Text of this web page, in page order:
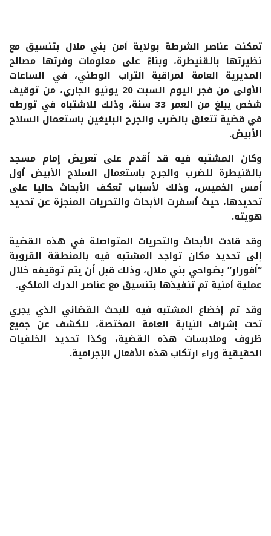
تمكنت عناصر الشرطة بولاية أمن بني ملال بتنسيق مع
نظيرتها بالقنيطرة، وبناءً على معلومات وفرتها مصالح
المديرية العامة لمراقبة التراب الوطني، في الساعات
الأولى من فجر اليوم السبت 20 يونيو الجاري، من توقيف
شخص يبلغ من العمر 33 سنة، وذلك للاشتباه في تورطه
في قضية تتعلق بالضرب والجرح البليغين باستعمال السلاح
الأبيض.
وكان المشتبه فيه قد أقدم على تعريض إمام مسجد
بالقنيطرة للضرب والجرح باستعمال السلاح الأبيض أول
أمس الخميس، وذلك لأسباب تعكف الأبحاث حاليا على
تحديدها، حيث أسفرت الأبحاث والتحريات المنجزة عن تحديد
هويته.
وقد قادت الأبحاث والتحريات المتواصلة في هذه القضية
إلى تحديد مكان تواجد المشتبه فيه بالمنطقة القروية
“أفورار” بضواحي بني ملال، وذلك قبل أن يتم توقيفه خلال
عملية أمنية تم تنفيذها بتنسيق مع عناصر الدرك الملكي.
وقد تم إخضاع المشتبه فيه للبحث القضائي الذي يجري
تحت إشراف النيابة العامة المختصة، للكشف عن جميع
ظروف وملابسات هذه القضية، وكذا تحديد الخلفيات
الحقيقية وراء ارتكاب هذه الأفعال الإجرامية.